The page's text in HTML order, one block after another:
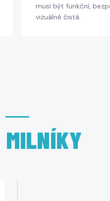
musí být funkční,
vizuálně čistá.
MILNÍKY